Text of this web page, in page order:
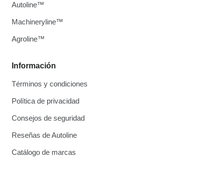
Información
Términos y condiciones
Política de privacidad
Consejos de seguridad
Reseñas de Autoline
Catálogo de marcas
Autoline™
Machineryline™
Agroline™